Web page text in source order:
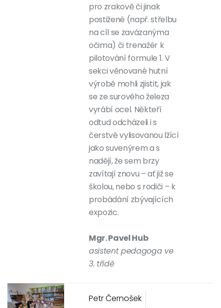
pro zrakově či jinak
postižené (např. střelbu
na cíl se zavázanýma
očima) či trenažér k
pilotování formule 1. V
sekci věnované hutní
výrobě mohli zjistit, jak
se ze surového železa
vyrábí ocel. Někteří
odtud odcházeli i s
čerstvě vylisovanou lžící
jako suvenýrem a s
nadějí, že sem brzy
zavítají znovu – ať již se
školou, nebo s rodiči – k
probádání zbývajících
expozic.
Mgr. Pavel Hub
asistent pedagoga ve
3. třídě
Petr Černošek